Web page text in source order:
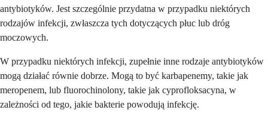
antybiotyków. Jest szczególnie przydatna w przypadku niektórych
rodzajów infekcji, zwłaszcza tych dotyczących płuc lub dróg
moczowych.
W przypadku niektórych infekcji, zupełnie inne rodzaje antybiotyków
mogą działać równie dobrze. Mogą to być karbapenemy, takie jak
meropenem, lub fluorochinolony, takie jak cyprofloksacyna, w
zależności od tego, jakie bakterie powodują infekcję.